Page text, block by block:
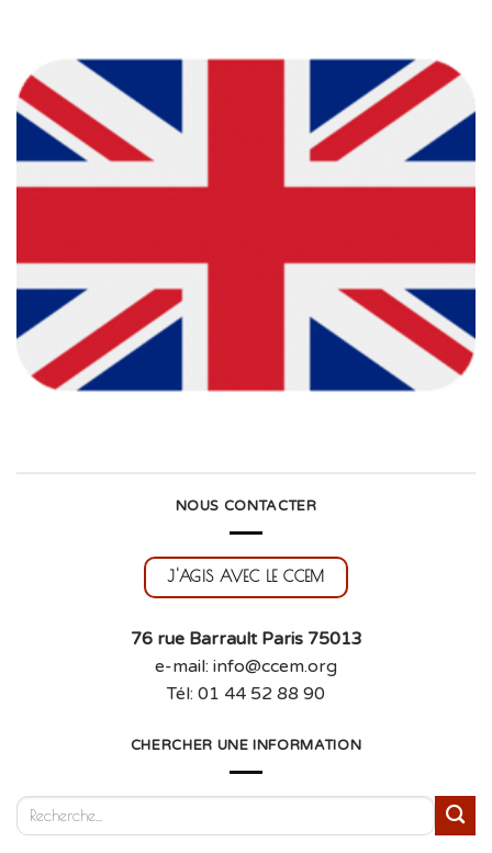
NOUS CONTACTER
J'AGIS AVEC LE CCEM
76 rue Barrault Paris 75013
e-mail: info@ccem.org
Tél: 01 44 52 88 90
CHERCHER UNE INFORMATION